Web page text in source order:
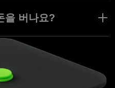
용합니다.
을 버나요?
으로 돈을 법니다. 다양한 방식
까요? $10에 주식을 한 주 매수
매도한다면 수익이 $10 생깁니
에 대한 정보는 당사 지식 센터